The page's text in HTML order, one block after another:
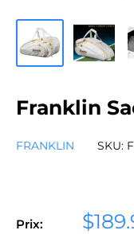
Franklin
FRANKLIN SKU:
Prix:
Prix